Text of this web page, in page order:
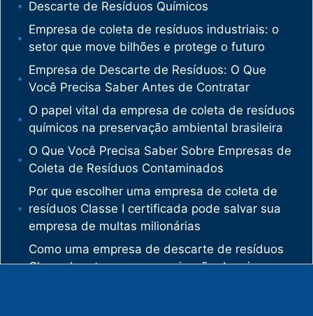
Descarte de Resíduos Químicos
Empresa de coleta de resíduos industriais: o
setor que move bilhões e protege o futuro
Empresa de Descarte de Resíduos: O Que
Você Precisa Saber Antes de Contratar
O papel vital da empresa de coleta de resíduos
químicos na preservação ambiental brasileira
O Que Você Precisa Saber Sobre Empresas de
Coleta de Resíduos Contaminados
Por que escolher uma empresa de coleta de
resíduos Classe I certificada pode salvar sua
empresa de multas milionárias
Como uma empresa de descarte de resíduos
Classe I protege sua organização de crimes